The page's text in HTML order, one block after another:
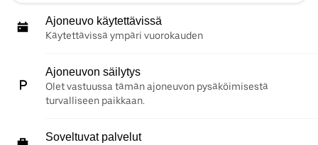
Ajoneuvo käytettävissä
Käytettävissä ympäri vuorokauden
Ajoneuvon säilytys
Olet vastuussa tämän ajoneuvon pysäköimisestä
turvalliseen paikkaan.
Soveltuvat palvelut